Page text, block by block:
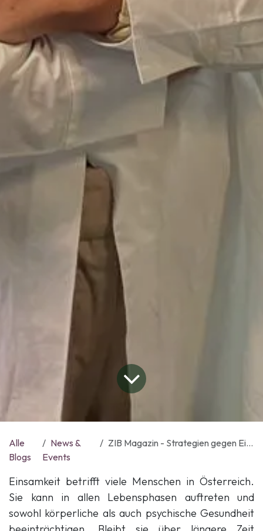
Alle
Blogs
News &
Events
ZIB Magazin - Strategien gegen Einsamkeit
Einsamkeit betrifft viele Menschen in Österreich.
Sie kann in allen Lebensphasen auftreten und
sowohl körperliche als auch psychische Gesundheit